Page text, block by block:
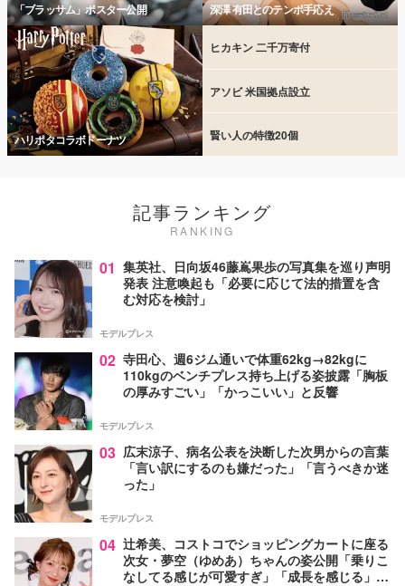
「ブラッサム」ポスター公開 深澤 有田とのテンポ手応え
ハリポタコラボドーナツ
ヒカキン 二千万寄付
アソビ 米国拠点設立
賢い人の特徴20個
記事ランキング
RANKING
01 集英社、日向坂46藤嶌果歩の写真集を巡り声明
発表 注意喚起も「必要に応じて法的措置を含
む対応を検討」
モデルプレス
02 寺田心、週6ジム通いで体重62kg→82kgに
110kgのベンチプレス持ち上げる姿披露「胸板
の厚みすごい」「かっこいい」と反響
モデルプレス
03 広末涼子、病名公表を決断した次男からの言葉
「言い訳にするのも嫌だった」「言うべきか迷
った」
モデルプレス
04 辻希美、コストコでショッピングカートに座る
次女・夢空（ゆめあ）ちゃんの姿公開「乗りこ
なしてる感じが可愛すぎ」「成長を感じる」の